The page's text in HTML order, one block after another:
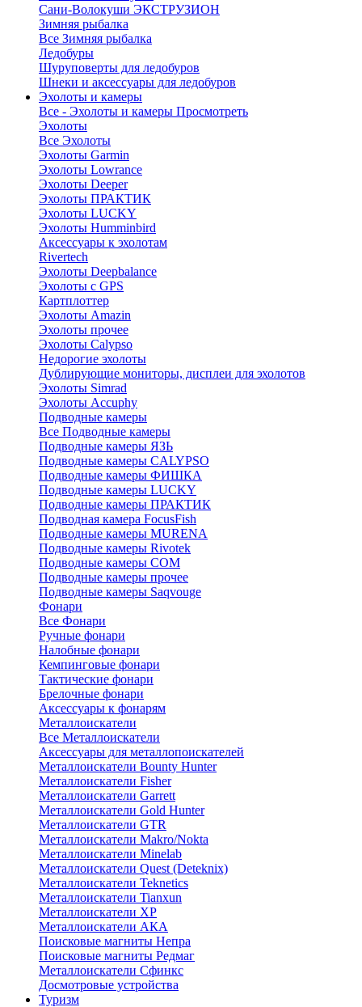
Сани-Волокуши ЭКСТРУЗИОН
Зимняя рыбалка
Все Зимняя рыбалка
Ледобуры
Шуруповерты для ледобуров
Шнеки и аксессуары для ледобуров
Эхолоты и камеры
Все - Эхолоты и камеры Просмотреть
Эхолоты
Все Эхолоты
Эхолоты Garmin
Эхолоты Lowrance
Эхолоты Deeper
Эхолоты ПРАКТИК
Эхолоты LUCKY
Эхолоты Humminbird
Аксессуары к эхолотам
Rivertech
Эхолоты Deepbalance
Эхолоты с GPS
Картплоттер
Эхолоты Amazin
Эхолоты прочее
Эхолоты Calypso
Недорогие эхолоты
Дублирующие мониторы, дисплеи для эхолотов
Эхолоты Simrad
Эхолоты Accuphy
Подводные камеры
Все Подводные камеры
Подводные камеры ЯЗЬ
Подводные камеры CALYPSO
Подводные камеры ФИШКА
Подводные камеры LUCKY
Подводные камеры ПРАКТИК
Подводная камера FocusFish
Подводные камеры MURENA
Подводные камеры Rivotek
Подводные камеры СОМ
Подводные камеры прочее
Подводные камеры Saqvouge
Фонари
Все Фонари
Ручные фонари
Налобные фонари
Кемпинговые фонари
Тактические фонари
Брелочные фонари
Аксессуары к фонарям
Металлоискатели
Все Металлоискатели
Аксессуары для металлопоискателей
Металлоискатели Bounty Hunter
Металлоискатели Fisher
Металлоискатели Garrett
Металлоискатели Gold Hunter
Металлоискатели GTR
Металлоискатели Makro/Nokta
Металлоискатели Minelab
Металлоискатели Quest (Deteknix)
Металлоискатели Teknetics
Металлоискатели Tianxun
Металлоискатели XP
Металлоискатели АКА
Поисковые магниты Непра
Поисковые магниты Редмаг
Металлоискатели Сфинкс
Досмотровые устройства
Туризм